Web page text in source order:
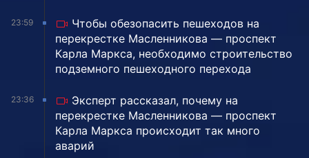
23:59
Чтобы обезопасить пешеходов на
перекрестке Масленникова — проспект
Карла Маркса, необходимо строительство
подземного пешеходного перехода
23:36
Эксперт рассказал, почему на
перекрестке Масленникова — проспект
Карла Маркса происходит так много
аварий